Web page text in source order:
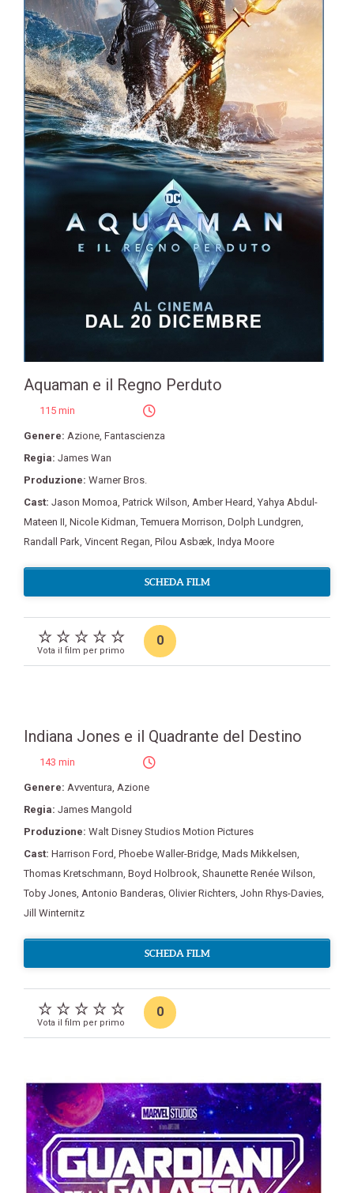
Aquaman e il Regno Perduto
115 min
Genere: Azione Fantascienza
Regia: James Wan
Produzione: Warner Bros.
Cast: Jason Momoa Patrick Wilson Amber Heard Yahya Abdul-
Mateen II Nicole Kidman ,Temuera Morrison Dolph Lundgren
Randall Park Vincent Regan Pilou Asbæk Indya Moore
SCHEDA FILM
Vota il film per primo
0
Indiana Jones e il Quadrante del Destino
143 min
Genere: Avventura, Azione
Regia: James Mangold
Produzione: Walt Disney Studios Motion Pictures
Cast: Harrison Ford, Phoebe Waller-Bridge, Mads Mikkelsen,
Thomas Kretschmann, Boyd Holbrook, Shaunette Renée Wilson,
Toby Jones, Antonio Banderas, Olivier Richters, John Rhys-Davies,
Jill Winternitz
SCHEDA FILM
Vota il film per primo
0